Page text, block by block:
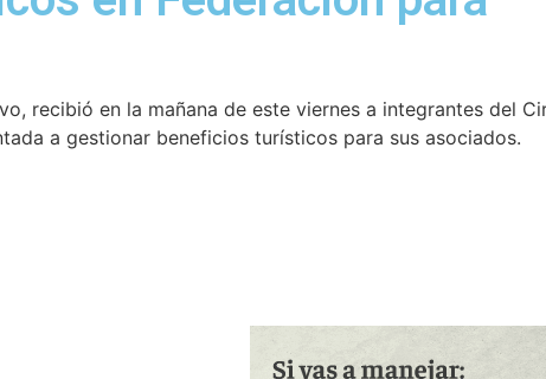
recibió en la mañana de este viernes a integrantes del
a gestionar beneficios turísticos para sus asociados.